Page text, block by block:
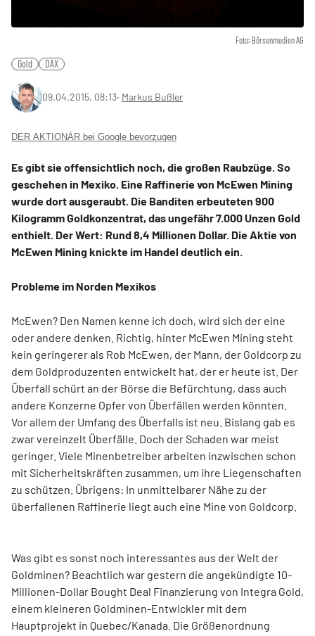
Foto: Börsenmedien AG
Gold DAX
09.04.2015, 08:13‧ Markus Bußler
DER AKTIONÄR bei Google bevorzugen
Es gibt sie offensichtlich noch, die großen Raubzüge. So
geschehen in Mexiko. Eine Raffinerie von McEwen Mining
wurde dort ausgeraubt. Die Banditen erbeuteten 900
Kilogramm Goldkonzentrat, das ungefähr 7.000 Unzen Gold
enthielt. Der Wert: Rund 8,4 Millionen Dollar. Die Aktie von
McEwen Mining knickte im Handel deutlich ein.
Probleme im Norden Mexikos
McEwen? Den Namen kenne ich doch, wird sich der eine
oder andere denken. Richtig, hinter McEwen Mining steht
kein geringerer als Rob McEwen, der Mann, der Goldcorp zu
dem Goldproduzenten entwickelt hat, der er heute ist. Der
Überfall schürt an der Börse die Befürchtung, dass auch
andere Konzerne Opfer von Überfällen werden könnten.
Vor allem der Umfang des Überfalls ist neu. Bislang gab es
zwar vereinzelt Überfälle. Doch der Schaden war meist
geringer. Viele Minenbetreiber arbeiten inzwischen schon
mit Sicherheitskräften zusammen, um ihre Liegenschaften
zu schützen. Übrigens: In unmittelbarer Nähe zu der
überfallenen Raffinerie liegt auch eine Mine von Goldcorp.
Was gibt es sonst noch interessantes aus der Welt der
Goldminen? Beachtlich war gestern die angekündigte 10-
Millionen-Dollar Bought Deal Finanzierung von Integra Gold,
einem kleineren Goldminen-Entwickler mit dem
Hauptprojekt in Quebec/Kanada. Die Größenordnung